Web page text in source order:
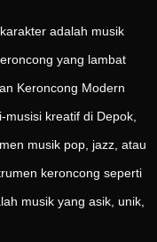
adalah musik
yang lambat
Keroncong Modern
kreatif di Depok,
musik pop, jazz, atau
keroncong seperti
musik yang asik, unik,